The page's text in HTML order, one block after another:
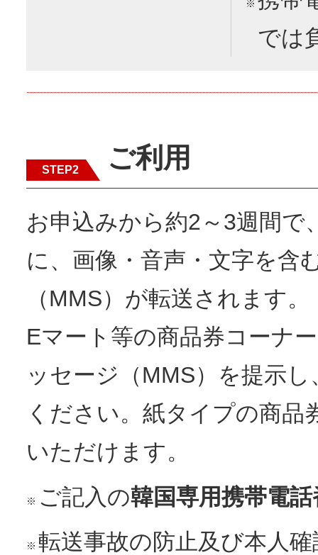
※
では
STEP2 ご利用
お申込みから約2～3週間で
に、画像・音声・文字を含
（MMS）が転送されます。
Eマート等の商品券コーナ
ッセージ（MMS）を提示
ください。紙タイプの商品
いただけます。
※ ご記入の韓国専用携帯電話
※ 転送事故の防止及び本人